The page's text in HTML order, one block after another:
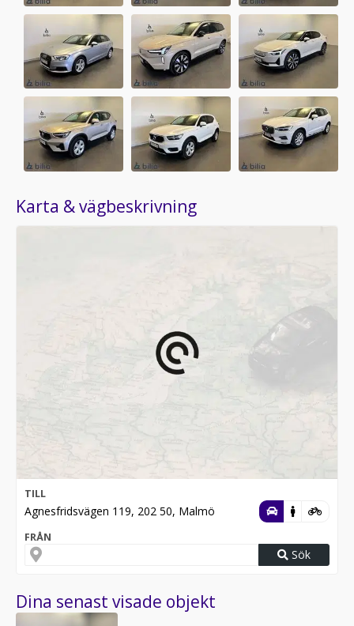
Karta & vägbeskrivning
TILL
Agnesfridsvägen 119, 202 50, Malmö
FRÅN
Sök
Dina senast visade objekt